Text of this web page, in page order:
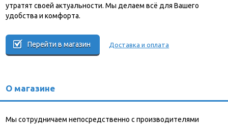
утратят своей актуальности. Мы делаем всё для Вашего
удобства и комфорта.
Перейти в магазин Доставка и оплата
О магазине
Мы сотрудничаем непосредственно с производителями